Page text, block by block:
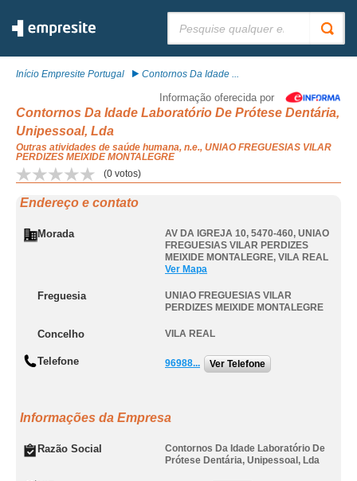
Início Empresite Portugal Contornos Da Idade ...
Informação oferecida por
Contornos Da Idade Laboratório De Prótese Dentária,
Unipessoal, Lda
Outras atividades de saúde humana, n.e., UNIAO FREGUESIAS VILAR
PERDIZES MEIXIDE MONTALEGRE
(0 votos)
Endereço e contato
Morada AV DA IGREJA 10, 5470-460, UNIAO
FREGUESIAS VILAR PERDIZES
MEIXIDE MONTALEGRE, VILA REAL
Ver Mapa
Freguesia
UNIAO FREGUESIAS VILAR
PERDIZES MEIXIDE MONTALEGRE
Concelho VILA REAL
Telefone 96988... Ver Telefone
Informações da Empresa
Razão Social
Contornos Da Idade Laboratório De
Prótese Dentária, Unipessoal, Lda